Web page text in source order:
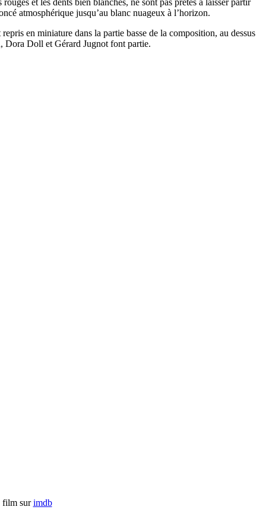
et les dents bien blanches, ne sont pas prêtes à laisser partir
atmosphérique jusqu’au blanc nuageux à l’horizon.
en miniature dans la partie basse de la composition, au dessus
Dora Doll et Gérard Jugnot font partie.
film surimdb